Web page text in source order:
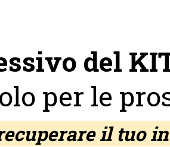
del
per le
il tuo